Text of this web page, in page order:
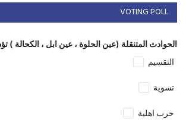
VOTING POLL
الحوادث المتنقلة (عين الحلوة ، عين ابل ، الكحالة )
التقسيم
تسوية
حرب اهلية